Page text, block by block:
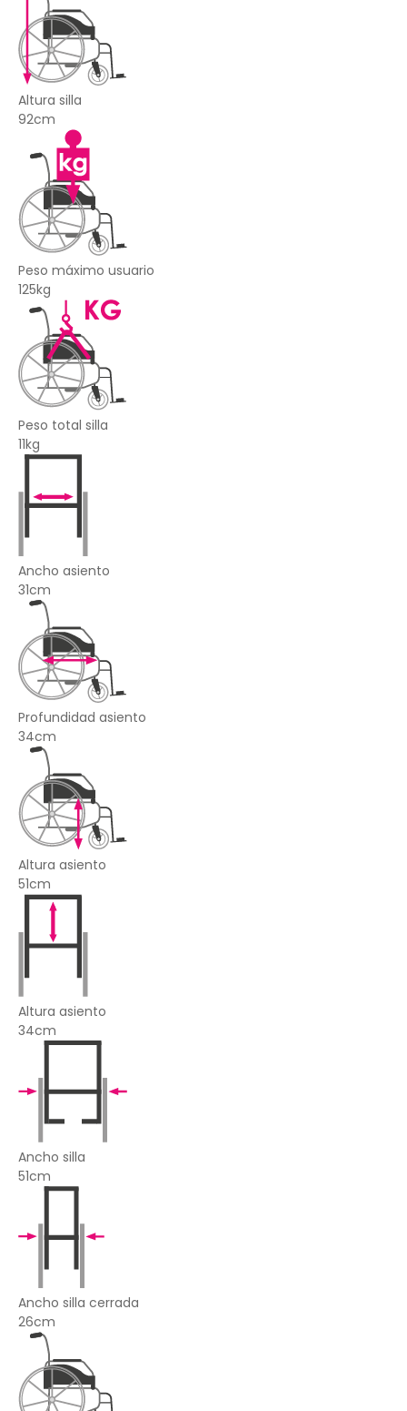
Altura silla
92cm
Peso máximo usuario
125kg
Peso total silla
11kg
Ancho asiento
31cm
Profundidad asiento
34cm
Altura asiento
51cm
Altura asiento
34cm
Ancho silla
51cm
Ancho silla cerrada
26cm